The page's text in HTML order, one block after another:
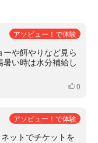
アソビュー！で体験
や餌やりなど見ら
い時は水分補給し
いいね
0
アソビュー！で体験
ットでチケットを